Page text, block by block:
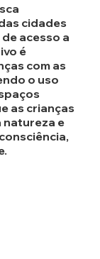
cidades
acesso a
é
com as
o uso
as crianças
natureza e